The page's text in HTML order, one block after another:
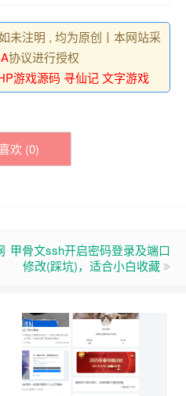
未注明 , 均为原创丨本网站采
协议进行授权
游戏源码 寻仙记 文字游戏
欢 (0)
甲骨文ssh开启密码登录及端口
修改(踩坑)，适合小白收藏